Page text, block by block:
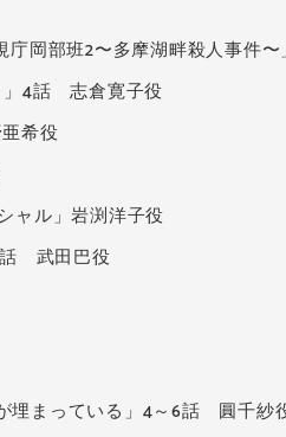
庁岡部班2〜多摩湖畔殺人事件
」4話 志倉寛子役
希役
ャル」岩渕洋子役
話 武田巴役
埋まっている」4～6話 圓千紗